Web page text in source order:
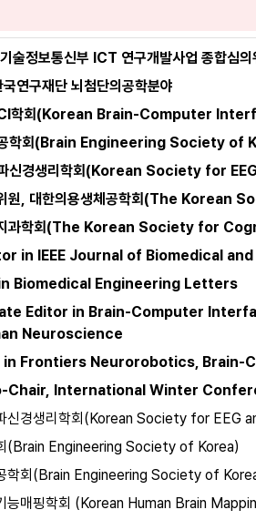
술정보통신부 ICT 연구개발사업 종합심의
연구재단 뇌첨단의공학분야
BCI학회(Korean Brain-Computer
공학회(Brain Engineering Society of
파신경생리학회(Korean Society for
위원, 대한의용생체공학회(The
지과학회(The Korean Society for
in IEEE Journal of Biomedical
Biomedical Engineering Letters
Editor in Brain-Computer
Neuroscience
in Frontiers Neurorobotics,
Chair, International Winter
신경생리학회(Korean Society for EEG
(Brain Engineering Society of Korea)
학회(Brain Engineering Society of
능매핑학회 (Korean Human Brain